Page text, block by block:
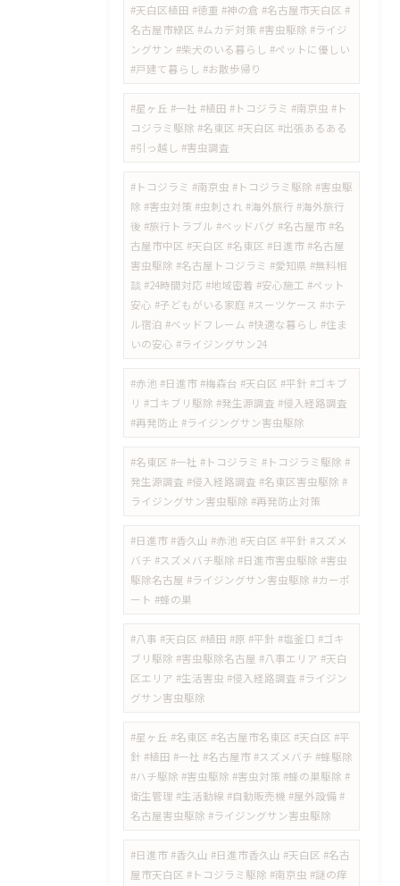
#天白区植田 #徳重 #神の倉 #名古屋市天白区 #
名古屋市緑区 #ムカデ対策 #害虫駆除 #ライジ
ングサン #柴犬のいる暮らし #ペットに優しい
#戸建て暮らし #お散歩帰り
#星ヶ丘 #一社 #植田 #トコジラミ #南京虫 #ト
コジラミ駆除 #名東区 #天白区 #出張あるある
#引っ越し #害虫調査
#トコジラミ #南京虫 #トコジラミ駆除 #害虫駆
除 #害虫対策 #虫刺され #海外旅行 #海外旅行
後 #旅行トラブル #ベッドバグ #名古屋市 #名
古屋市中区 #天白区 #名東区 #日進市 #名古屋
害虫駆除 #名古屋トコジラミ #愛知県 #無料相
談 #24時間対応 #地域密着 #安心施工 #ペット
安心 #子どもがいる家庭 #スーツケース #ホテ
ル宿泊 #ベッドフレーム #快適な暮らし #住ま
いの安心 #ライジングサン24
#赤池 #日進市 #梅森台 #天白区 #平針 #ゴキブ
リ #ゴキブリ駆除 #発生源調査 #侵入経路調査
#再発防止 #ライジングサン害虫駆除
#名東区 #一社 #トコジラミ #トコジラミ駆除 #
発生源調査 #侵入経路調査 #名東区害虫駆除 #
ライジングサン害虫駆除 #再発防止対策
#日進市 #香久山 #赤池 #天白区 #平針 #スズメ
バチ #スズメバチ駆除 #日進市害虫駆除 #害虫
駆除名古屋 #ライジングサン害虫駆除 #カーポ
ート #蜂の巣
#八事 #天白区 #植田 #原 #平針 #塩釜口 #ゴキ
ブリ駆除 #害虫駆除名古屋 #八事エリア #天白
区エリア #生活害虫 #侵入経路調査 #ライジン
グサン害虫駆除
#星ヶ丘 #名東区 #名古屋市名東区 #天白区 #平
針 #植田 #一社 #名古屋市 #スズメバチ #蜂駆除
#ハチ駆除 #害虫駆除 #害虫対策 #蜂の巣駆除 #
衛生管理 #生活動線 #自動販売機 #屋外設備 #
名古屋害虫駆除 #ライジングサン害虫駆除
​#日進市 #香久山 #日進市香久山 #天白区 #名古
屋市天白区 #トコジラミ駆除 #南京虫 #謎の痒